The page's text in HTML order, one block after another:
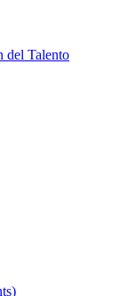
del Talento